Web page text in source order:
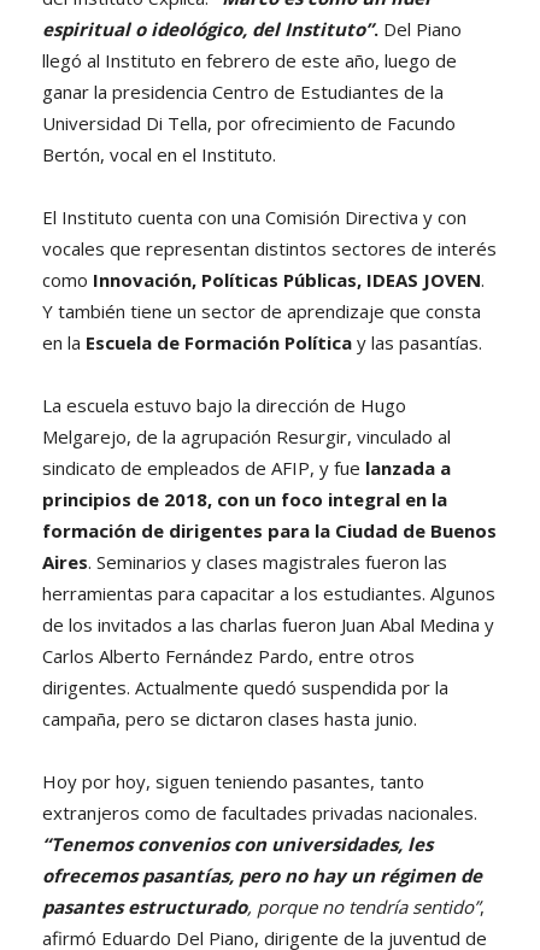
espiritual o ideológico, del Instituto”. Del Piano
llegó al Instituto en febrero de este año, luego de
ganar la presidencia Centro de Estudiantes de la
Universidad Di Tella, por ofrecimiento de Facundo
Bertón, vocal en el Instituto.
El Instituto cuenta con una Comisión Directiva y con
vocales que representan distintos sectores de interés
como Innovación, Políticas Públicas, IDEAS JOVEN.
Y también tiene un sector de aprendizaje que consta
en la Escuela de Formación Política y las pasantías.
La escuela estuvo bajo la dirección de Hugo
Melgarejo, de la agrupación Resurgir, vinculado al
sindicato de empleados de AFIP, y fue lanzada a
principios de 2018, con un foco integral en la
formación de dirigentes para la Ciudad de Buenos
Aires. Seminarios y clases magistrales fueron las
herramientas para capacitar a los estudiantes. Algunos
de los invitados a las charlas fueron Juan Abal Medina y
Carlos Alberto Fernández Pardo, entre otros
dirigentes. Actualmente quedó suspendida por la
campaña, pero se dictaron clases hasta junio.
Hoy por hoy, siguen teniendo pasantes, tanto
extranjeros como de facultades privadas nacionales.
“Tenemos convenios con universidades, les
ofrecemos pasantías, pero no hay un régimen de
pasantes estructurado, porque no tendría sentido”,
afirmó Eduardo Del Piano, dirigente de la juventud de